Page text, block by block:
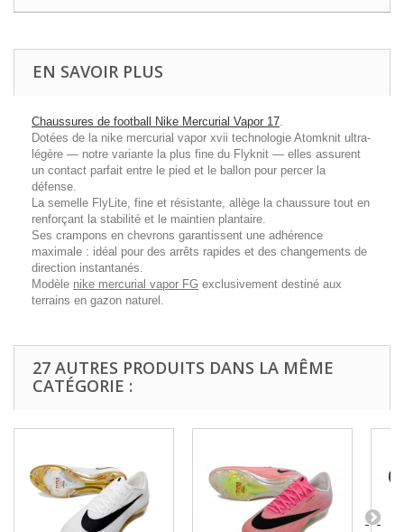
EN SAVOIR PLUS
Chaussures de football Nike Mercurial Vapor 17.
Dotées de la nike mercurial vapor xvii technologie Atomknit ultra-
légère — notre variante la plus fine du Flyknit — elles assurent
un contact parfait entre le pied et le ballon pour percer la
défense.
La semelle FlyLite, fine et résistante, allège la chaussure tout en
renforçant la stabilité et le maintien plantaire.
Ses crampons en chevrons garantissent une adhérence
maximale : idéal pour des arrêts rapides et des changements de
direction instantanés.
Modèle nike mercurial vapor FG exclusivement destiné aux
terrains en gazon naturel.
27 AUTRES PRODUITS DANS LA MÊME
CATÉGORIE :